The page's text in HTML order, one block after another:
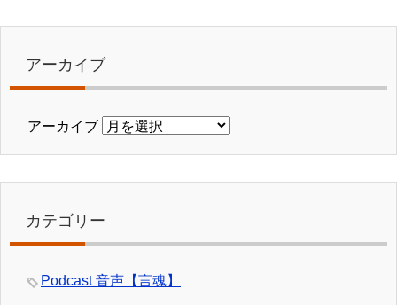
アーカイブ
アーカイブ
カテゴリー
Podcast 音声【言魂】